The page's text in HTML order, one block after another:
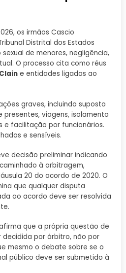
os irmãos Cascio
Distrital dos Estados
de menores, negligência,
O processo cita como réus
e entidades ligadas ao
graves, incluindo suposto
viagens, isolamento
e facilitação por funcionários.
e sensíveis.
decisão preliminar indicando
à arbitragem,
20 do acordo de 2020. O
que qualquer disputa
ao acordo deve ser resolvida
que a própria questão de
por árbitro, não por
mesmo o debate sobre se o
público deve ser submetido à